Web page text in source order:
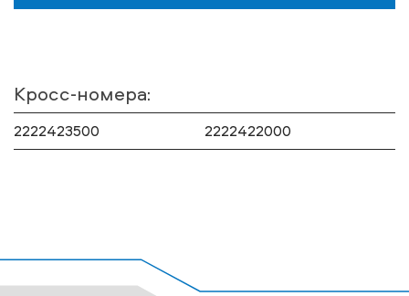
Кросс-номера:
2222423500 2222422000